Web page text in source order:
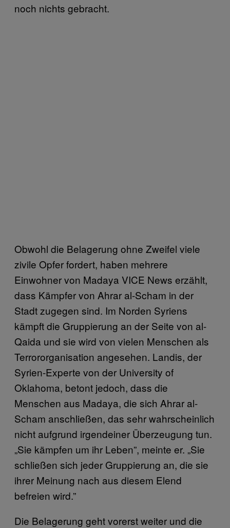
noch nichts gebracht.
Obwohl die Belagerung ohne Zweifel viele
zivile Opfer fordert, haben mehrere
Einwohner von Madaya VICE News erzählt,
dass Kämpfer von Ahrar al-Scham in der
Stadt zugegen sind. Im Norden Syriens
kämpft die Gruppierung an der Seite von al-
Qaida und sie wird von vielen Menschen als
Terrororganisation angesehen. Landis, der
Syrien-Experte von der University of
Oklahoma, betont jedoch, dass die
Menschen aus Madaya, die sich Ahrar al-
Scham anschließen, das sehr wahrscheinlich
nicht aufgrund irgendeiner Überzeugung tun.
„Sie kämpfen um ihr Leben”, meinte er. „Sie
schließen sich jeder Gruppierung an, die sie
ihrer Meinung nach aus diesem Elend
befreien wird.”
Die Belagerung geht vorerst weiter und die